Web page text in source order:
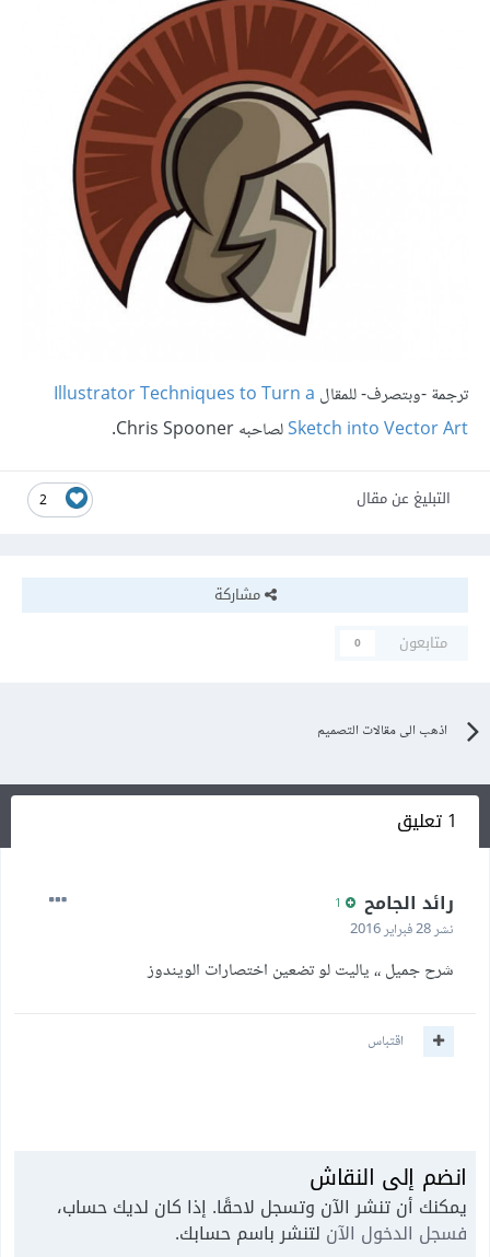
ترجمة -وبتصرف- للمقال Illustrator Techniques to Turn a
Sketch into Vector Artلصاحبه Chris Spooner.
2 التبليغ عن مقال
مشاركة
متابعون
0
اذهب الى مقالات التصميم
1 تعليق
رائد الجامح
نشر28 فبراير 2016
شرح جميل ،، ياليت لو تضعين اختصارات الويندوز
اقتباس
انضم إلى النقاش
يمكنك أن تنشر الآن وتسجل لاحقًا. إذا كان لديك حساب،
فسجل الدخول الآن لتنشر باسم حسابك.